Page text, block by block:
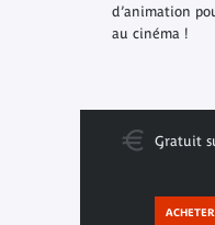
d’animation
au cinéma !
Gratuit